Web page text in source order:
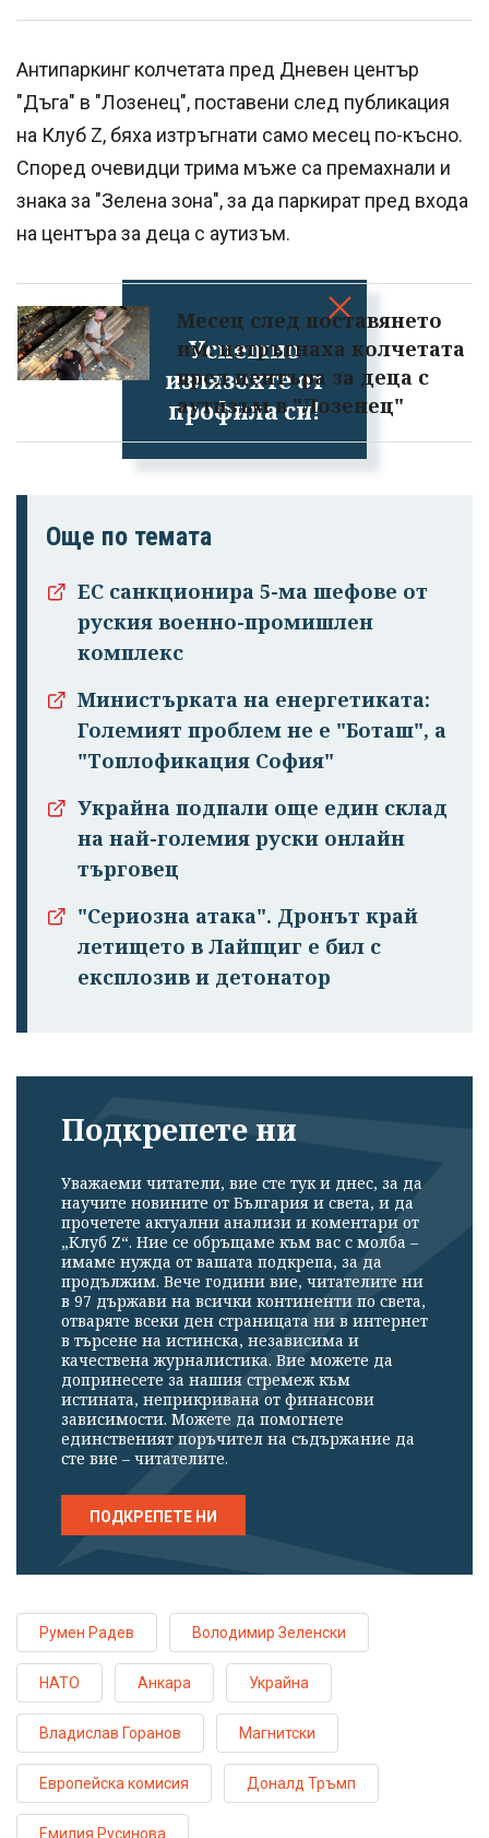
Успешно
излязохте от
профила си!
Антипаркинг колчетата пред Дневен център
"Дъга" в "Лозенец", поставени след публикация
на Клуб Z, бяха изтръгнати само месец по-късно.
Според очевидци трима мъже са премахнали и
знака за "Зелена зона", за да паркират пред входа
на центъра за деца с аутизъм.
Месец след поставянето
им: изтръгнаха колчетата
пред центъра за деца с
аутизъм в "Лозенец"
Още по темата
ЕС санкционира 5-ма шефове от
руския военно-промишлен
комплекс
Министърката на енергетиката:
Големият проблем не е "Боташ", а
"Топлофикация София"
Украйна подпали още един склад
на най-големия руски онлайн
търговец
"Сериозна атака". Дронът край
летището в Лайпциг е бил с
експлозив и детонатор
Подкрепете ни
Уважаеми читатели, вие сте тук и днес, за да
научите новините от България и света, и да
прочетете актуални анализи и коментари от
„Клуб Z“. Ние се обръщаме към вас с молба –
имаме нужда от вашата подкрепа, за да
продължим. Вече години вие, читателите ни
в 97 държави на всички континенти по света,
отваряте всеки ден страницата ни в интернет
в търсене на истинска, независима и
качествена журналистика. Вие можете да
допринесете за нашия стремеж към
истината, неприкривана от финансови
зависимости. Можете да помогнете
единственият поръчител на съдържание да
сте вие – читателите.
ПОДКРЕПЕТЕ НИ
Румен Радев Володимир Зеленски
НАТО Анкара Украйна
Владислав Горанов Магнитски
Европейска комисия Доналд Тръмп
Емилия Русинова